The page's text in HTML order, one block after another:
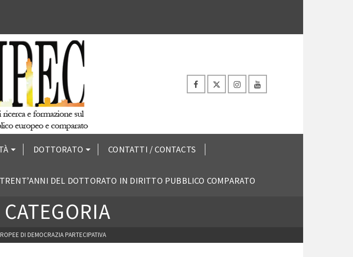
DOTTORATO CONTATTI / CONTACTS
DEL DOTTORATO IN DIRITTO PUBBLICO COMPARATO
DI DEMOCRAZIA PARTECIPATIVA